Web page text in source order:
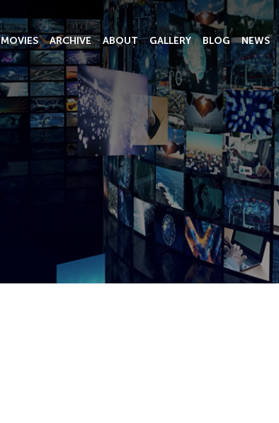
MOVIES ARCHIVE ABOUT GALLERY BLOG NEWS